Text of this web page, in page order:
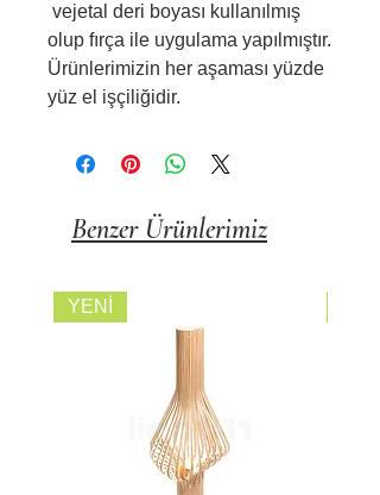
vejetal deri boyası kullanılmış
olup fırça ile uygulama yapılmıştır.
Ürünlerimizin her aşaması yüzde
yüz el işçiliğidir.
Benzer Ürünlerimiz
YENİ